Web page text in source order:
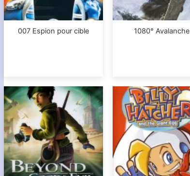
007 Espion pour cible 1080° Avalanche